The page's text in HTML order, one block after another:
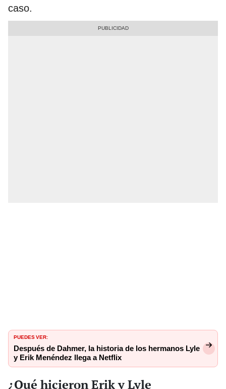
caso.
PUEDES VER:
Después de Dahmer, la historia de los hermanos Lyle
y Erik Menéndez llega a Netflix
¿Qué hicieron Erik y Lyle